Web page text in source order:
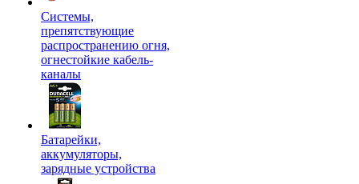
Системы,
препятствующие
распространению огня,
огнестойкие кабель-
каналы
Батарейки,
аккумуляторы,
зарядные устройства